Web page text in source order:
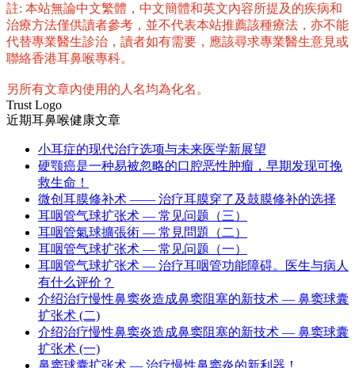
註: 本站無論中文繁體，中文簡體和英文內容所提及的疾病和
治療方法僅供讀者參考，並不代表本站推薦該種療法，亦不能
代替專業醫生診治，讀者如有需要，應該尋求專業醫生意見或
聯絡香港耳鼻喉專科。
另所有文章內使用的人名均為化名。
Trust Logo
近期耳鼻喉健康文章
小耳症的现代治疗选项与未来医学新展望
硬颚癌是一种易被忽略的口腔恶性肿瘤，早期发现可挽
救生命！
微创耳膜修补术 —— 治疗耳膜穿了及鼓膜修补的选择
耳咽管气球扩张术 — 常见问题（三）
耳咽管氣球擴張術 — 常見問題（二）
耳咽管气球扩张术 — 常见问题（一）
耳咽管气球扩张术 — 治疗耳咽管功能障碍。医生与病人
有什么评价？
介绍治疗慢性鼻窦炎造成鼻窦阻塞的新技术 — 鼻窦球囊
扩张术 (二)
介绍治疗慢性鼻窦炎造成鼻窦阻塞的新技术 — 鼻窦球囊
扩张术 (一)